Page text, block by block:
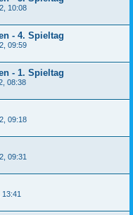
10:08
- 4. Spieltag
09:59
- 1. Spieltag
08:38
09:18
09:31